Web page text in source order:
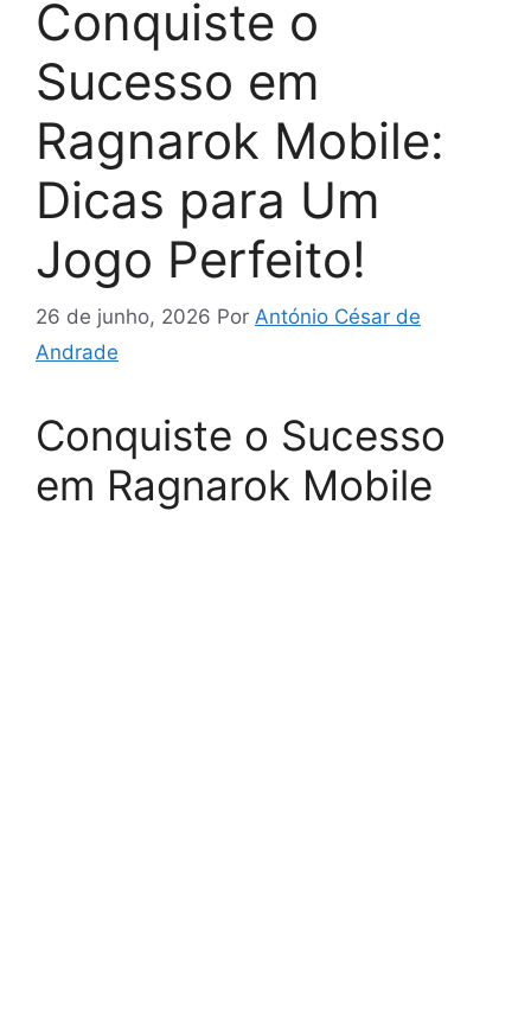
Conquiste o
Sucesso em
Ragnarok Mobile:
Dicas para Um
Jogo Perfeito!
26 de junho, 2026 Por António César de
Andrade
Conquiste o Sucesso
em Ragnarok Mobile